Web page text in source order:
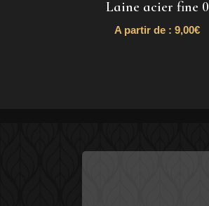
Laine acier fine 0
A partir de : 9,00€